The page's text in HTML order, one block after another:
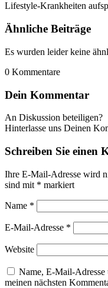
Lifestyle-Krankheiten
Ähnliche Beiträge
Es wurden leider keine
0 Kommentare
Dein Kommentar
An Diskussion beteiligen?
Hinterlasse uns Deinen
Schreiben Sie einen
Ihre E-Mail-Adresse wird
sind mit * markiert
Name *
E-Mail-Adresse *
Website
Name, E-Mail-Adresse
meinen nächsten